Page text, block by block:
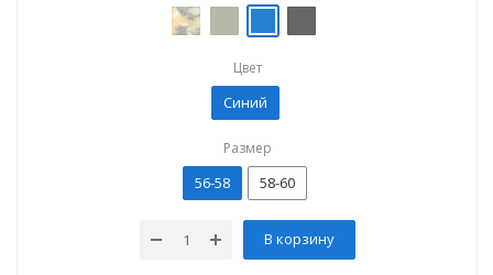
Цвет
Синий
Размер
56-58 58-60
В корзину